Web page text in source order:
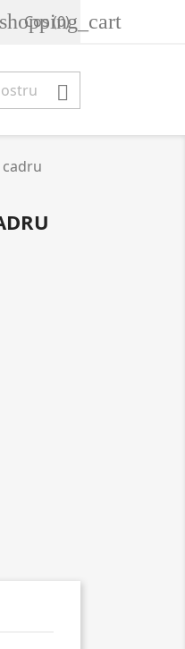
shopping_cart
Cos(0)

cadru